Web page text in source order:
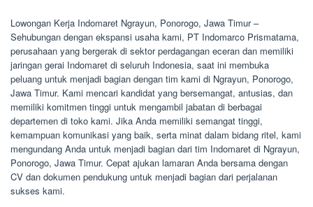
Lowongan Kerja Indomaret Ngrayun, Ponorogo, Jawa Timur –
Sehubungan dengan ekspansi usaha kami, PT Indomarco Prismatama,
perusahaan yang bergerak di sektor perdagangan eceran dan memiliki
jaringan gerai Indomaret di seluruh Indonesia, saat ini membuka
peluang untuk menjadi bagian dengan tim kami di Ngrayun, Ponorogo,
Jawa Timur. Kami mencari kandidat yang bersemangat, antusias, dan
memiliki komitmen tinggi untuk mengambil jabatan di berbagai
departemen di toko kami. Jika Anda memiliki semangat tinggi,
kemampuan komunikasi yang baik, serta minat dalam bidang ritel, kami
mengundang Anda untuk menjadi bagian dari tim Indomaret di Ngrayun,
Ponorogo, Jawa Timur. Cepat ajukan lamaran Anda bersama dengan
CV dan dokumen pendukung untuk menjadi bagian dari perjalanan
sukses kami.